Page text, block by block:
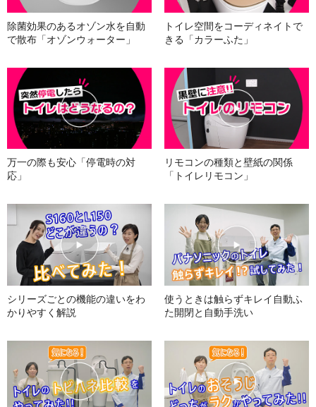
除菌効果のあるオゾン水を自動
で散布「オゾンウォーター」
トイレ空間をコーディネイトで
きる 「カラーふた」
万一の際も安心 「停電時の対
応」
リモコンの種類と壁紙の関係
「トイレリモコン」
シリーズごとの機能の違いをわ
かりやすく解説
使うときは触らずキレイ 自動ふ
た開閉と自動手洗い